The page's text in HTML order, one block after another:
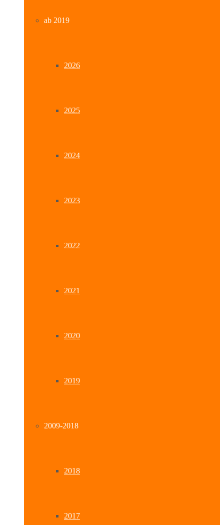
ab 2019
2026
2025
2024
2023
2022
2021
2020
2019
2009-2018
2018
2017